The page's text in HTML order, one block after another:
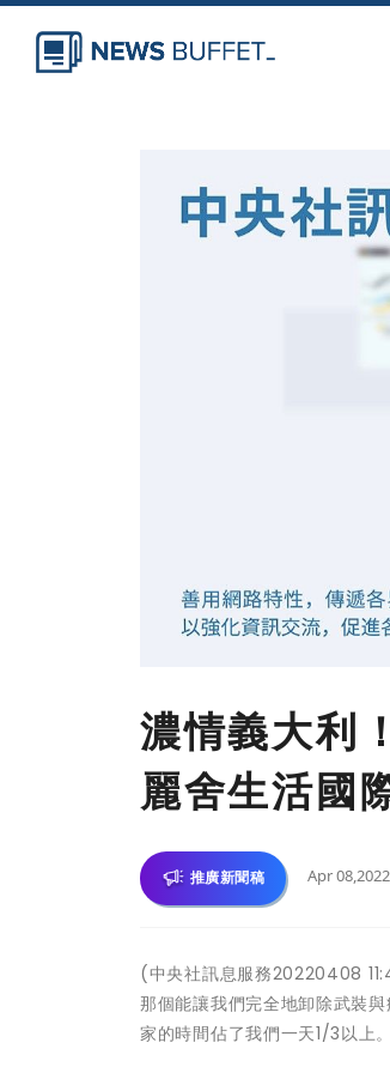
濃情義大利
麗舍生活國
推廣新聞稿 Apr 08,2022
(中央社訊息服務20220408
那個能讓我們完全地卸除武裝
家的時間佔了我們一天1/3以上。